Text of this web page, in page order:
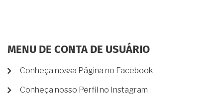
MENU DE CONTA DE USUÁRIO
Conheça nossa Página no Facebook
Conheça nosso Perfil no Instagram